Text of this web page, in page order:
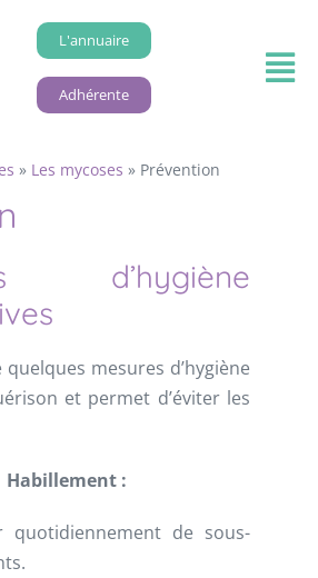
L'annuaire
Adhérente
» Les mycoses » Prévention
d’hygiène
mesures d’hygiène
et permet d’éviter les
Habillement :
quotidiennement de sous-